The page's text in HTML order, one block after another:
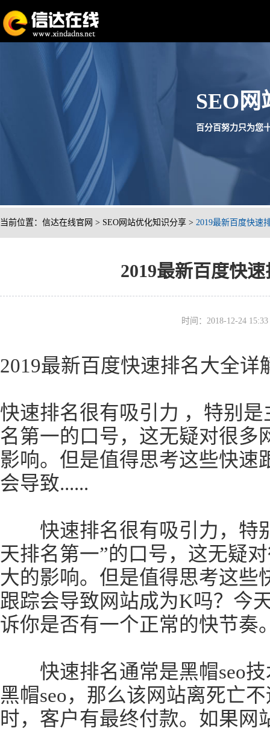
SEO网
百分百努力只为您
当前位置： 信达在线官网 > SEO网站优化知识分享 > 2019最新百度快速
2019最新百度快
时间：2018-12-24
2019最新百度快速排名大全详
快速排名很有吸引力 ，特别
名第一的口号，这无疑对很多
影响。但是值得思考这些快速
会导致......
快速排名很有吸引力，特
天排名第一”的口号，这无疑
大的影响。但是值得思考这些
跟踪会导致网站成为K吗？今
诉你是否有一个正常的快节奏
快速排名通常是黑帽seo技
黑帽seo，那么该网站离死亡
时，客户有最终付款。如果网